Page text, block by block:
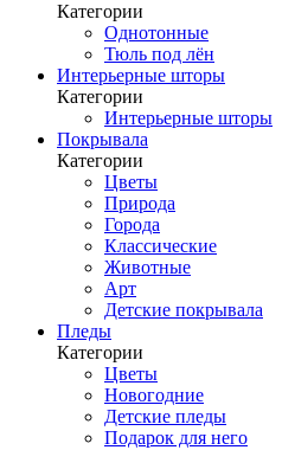
Категории
Однотонные
Тюль под лён
Интерьерные шторы
Категории
Интерьерные шторы
Покрывала
Категории
Цветы
Природа
Города
Классические
Животные
Арт
Детские покрывала
Пледы
Категории
Цветы
Новогодние
Детские пледы
Подарок для него